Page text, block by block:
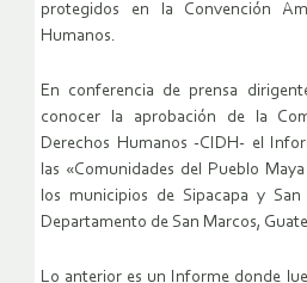
protegidos en la Convención
Humanos.
En conferencia de prensa
conocer la aprobación de la
Derechos Humanos -CIDH- el
las «Comunidades del Pueblo
los municipios de Sipacapa y
Departamento de San Marcos,
Lo anterior es un Informe donde